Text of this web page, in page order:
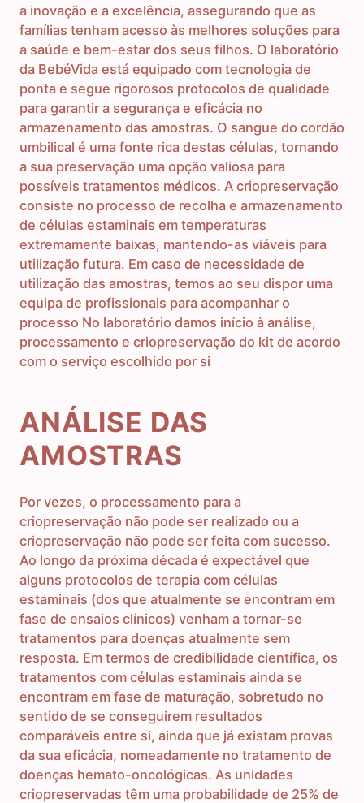
a inovação e a excelência, assegurando que as
famílias tenham acesso às melhores soluções para
a saúde e bem-estar dos seus filhos. O laboratório
da BebéVida está equipado com tecnologia de
ponta e segue rigorosos protocolos de qualidade
para garantir a segurança e eficácia no
armazenamento das amostras. O sangue do cordão
umbilical é uma fonte rica destas células, tornando
a sua preservação uma opção valiosa para
possíveis tratamentos médicos. A criopreservação
consiste no processo de recolha e armazenamento
de células estaminais em temperaturas
extremamente baixas, mantendo-as viáveis para
utilização futura. Em caso de necessidade de
utilização das amostras, temos ao seu dispor uma
equipa de profissionais para acompanhar o
processo No laboratório damos início à análise,
processamento e criopreservação do kit de acordo
com o serviço escolhido por si
ANÁLISE DAS
AMOSTRAS
Por vezes, o processamento para a
criopreservação não pode ser realizado ou a
criopreservação não pode ser feita com sucesso.
Ao longo da próxima década é expectável que
alguns protocolos de terapia com células
estaminais (dos que atualmente se encontram em
fase de ensaios clínicos) venham a tornar-se
tratamentos para doenças atualmente sem
resposta. Em termos de credibilidade científica, os
tratamentos com células estaminais ainda se
encontram em fase de maturação, sobretudo no
sentido de se conseguirem resultados
comparáveis entre si, ainda que já existam provas
da sua eficácia, nomeadamente no tratamento de
doenças hemato-oncológicas. As unidades
criopreservadas têm uma probabilidade de 25% de